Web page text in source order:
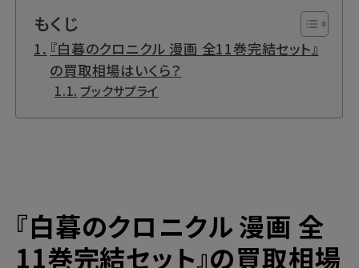
もくじ
『白暮のクロニクル 漫画 全11巻完結セット』
の買取相場はいくら？
ブックサプライ
『白暮のクロニクル漫画 全
11巻完結セット』の買取相場